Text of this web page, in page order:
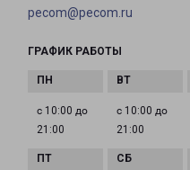
pecom@pecom.ru
ГРАФИК РАБОТЫ
с 10:00 до
21:00
с 10:00 до
21:00